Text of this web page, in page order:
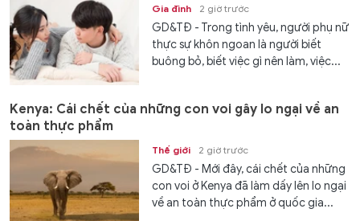
Gia đình 2 giờ trước
GD&TĐ - Trong tình yêu, người phụ nữ
thực sự khôn ngoan là người biết
buông bỏ, biết việc gì nên làm, việc...
Kenya: Cái chết của những con voi gây lo ngại về an
toàn thực phẩm
Thế giới 2 giờ trước
GD&TĐ - Mới đây, cái chết của những
con voi ở Kenya đã làm dấy lên lo ngại
về an toàn thực phẩm ở quốc gia...